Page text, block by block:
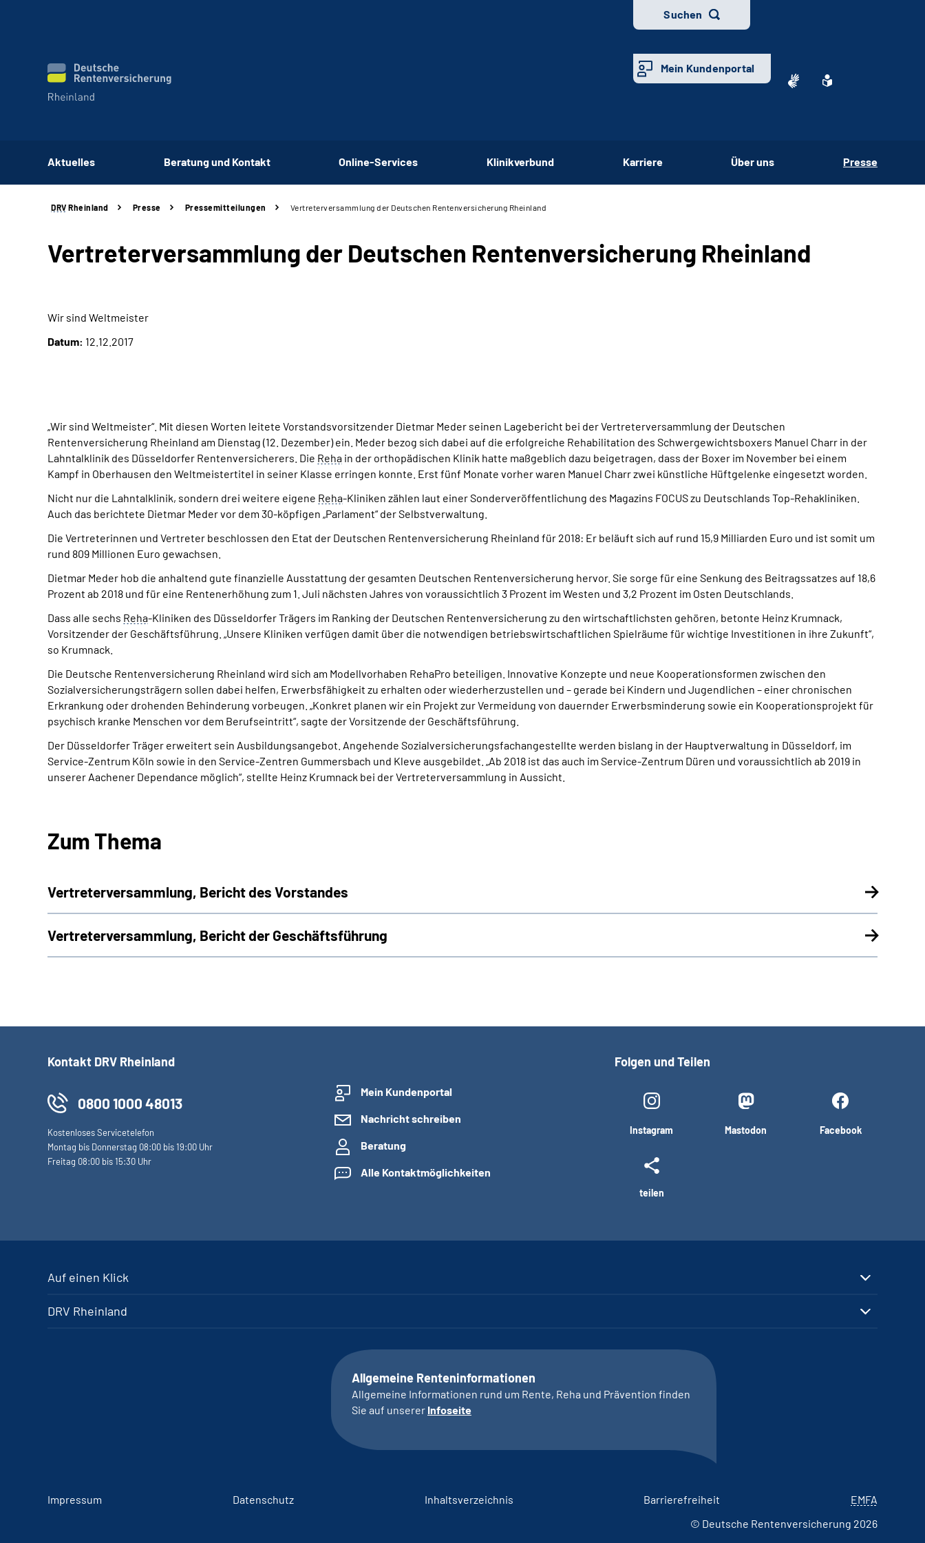
Suchen
Mein Kundenportal
Aktuelles Beratung und Kontakt Online-Services Klinikverbund Karriere Über uns Presse
DRV Rheinland Presse Pressemitteilungen Vertreterversammlung der Deutschen Rentenversicherung Rheinland
Vertreterversammlung der Deutschen Rentenversicherung Rheinland
Wir sind Weltmeister
Datum: 12.12.2017
„Wir sind Weltmeister“. Mit diesen Worten leitete Vorstandsvorsitzender Dietmar Meder seinen Lagebericht bei der Vertreterversammlung der Deutschen
Rentenversicherung Rheinland am Dienstag (12. Dezember) ein. Meder bezog sich dabei auf die erfolgreiche Rehabilitation des Schwergewichtsboxers Manuel Charr in der
Lahntalklinik des Düsseldorfer Rentenversicherers. Die Reha in der orthopädischen Klinik hatte maßgeblich dazu beigetragen, dass der Boxer im November bei einem
Kampf in Oberhausen den Weltmeistertitel in seiner Klasse erringen konnte. Erst fünf Monate vorher waren Manuel Charr zwei künstliche Hüftgelenke eingesetzt worden.
Nicht nur die Lahntalklinik, sondern drei weitere eigene Reha-Kliniken zählen laut einer Sonderveröffentlichung des Magazins FOCUS zu Deutschlands Top-Rehakliniken.
Auch das berichtete Dietmar Meder vor dem 30-köpfigen „Parlament“ der Selbstverwaltung.
Die Vertreterinnen und Vertreter beschlossen den Etat der Deutschen Rentenversicherung Rheinland für 2018: Er beläuft sich auf rund 15,9 Milliarden Euro und ist somit um
rund 809 Millionen Euro gewachsen.
Dietmar Meder hob die anhaltend gute finanzielle Ausstattung der gesamten Deutschen Rentenversicherung hervor. Sie sorge für eine Senkung des Beitragssatzes auf 18,6
Prozent ab 2018 und für eine Rentenerhöhung zum 1. Juli nächsten Jahres von voraussichtlich 3 Prozent im Westen und 3,2 Prozent im Osten Deutschlands.
Dass alle sechs Reha-Kliniken des Düsseldorfer Trägers im Ranking der Deutschen Rentenversicherung zu den wirtschaftlichsten gehören, betonte Heinz Krumnack,
Vorsitzender der Geschäftsführung. „Unsere Kliniken verfügen damit über die notwendigen betriebswirtschaftlichen Spielräume für wichtige Investitionen in ihre Zukunft“,
so Krumnack.
Die Deutsche Rentenversicherung Rheinland wird sich am Modellvorhaben RehaPro beteiligen. Innovative Konzepte und neue Kooperationsformen zwischen den
Sozialversicherungsträgern sollen dabei helfen, Erwerbsfähigkeit zu erhalten oder wiederherzustellen und – gerade bei Kindern und Jugendlichen – einer chronischen
Erkrankung oder drohenden Behinderung vorbeugen. „Konkret planen wir ein Projekt zur Vermeidung von dauernder Erwerbsminderung sowie ein Kooperationsprojekt für
psychisch kranke Menschen vor dem Berufseintritt“, sagte der Vorsitzende der Geschäftsführung.
Der Düsseldorfer Träger erweitert sein Ausbildungsangebot. Angehende Sozialversicherungsfachangestellte werden bislang in der Hauptverwaltung in Düsseldorf, im
Service-Zentrum Köln sowie in den Service-Zentren Gummersbach und Kleve ausgebildet. „Ab 2018 ist das auch im Service-Zentrum Düren und voraussichtlich ab 2019 in
unserer Aachener Dependance möglich“, stellte Heinz Krumnack bei der Vertreterversammlung in Aussicht.
Zum Thema
Vertreterversammlung, Bericht des Vorstandes
Vertreterversammlung, Bericht der Geschäftsführung
Kontakt DRV Rheinland
0800 1000 48013
Kostenloses Servicetelefon
Montag bis Donnerstag 08:00 bis 19:00 Uhr
Freitag 08:00 bis 15:30 Uhr
Mein Kundenportal
Nachricht schreiben
Beratung
Alle Kontaktmöglichkeiten
Folgen und Teilen
Instagram Mastodon Facebook
teilen
Auf einen Klick
DRV Rheinland
Allgemeine Renteninformationen
Allgemeine Informationen rund um Rente, Reha und Prävention finden
Sie auf unserer Infoseite
Impressum Datenschutz Inhaltsverzeichnis Barrierefreiheit
EMFA
© Deutsche Rentenversicherung 2026